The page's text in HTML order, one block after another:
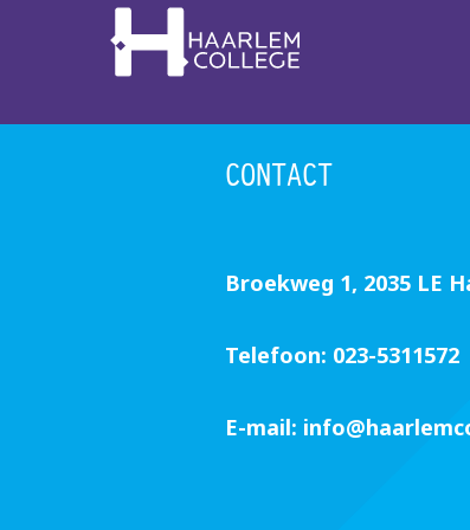
CONTACT
Broekweg 1, 2035 LE
Telefoon: 023-5311572
E-mail: